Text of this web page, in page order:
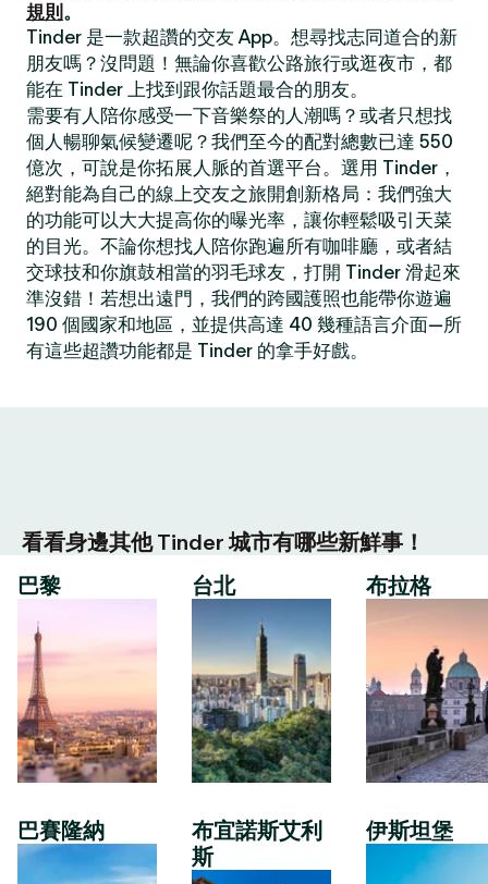
規則 。
Tinder 是一款超讚的交友 App。想尋找志同道合的新
朋友嗎？沒問題！無論你喜歡公路旅行或逛夜市，都
能在 Tinder 上找到跟你話題最合的朋友。
需要有人陪你感受一下音樂祭的人潮嗎？或者只想找
個人暢聊氣候變遷呢？我們至今的配對總數已達 550
億次，可說是你拓展人脈的首選平台。選用 Tinder，
絕對能為自己的線上交友之旅開創新格局：我們強大
的功能可以大大提高你的曝光率，讓你輕鬆吸引天菜
的目光。不論你想找人陪你跑遍所有咖啡廳，或者結
交球技和你旗鼓相當的羽毛球友，打開 Tinder 滑起來
準沒錯！若想出遠門，我們的跨國護照也能帶你遊遍
190 個國家和地區，並提供高達 40 幾種語言介面—所
有這些超讚功能都是 Tinder 的拿手好戲。
看看身邊其他 Tinder 城市有哪些新鮮事！
巴黎
巴賽隆納
台北
布宜諾斯艾利
斯
布拉格
伊斯坦堡